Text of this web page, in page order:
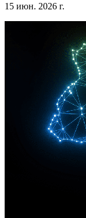
15 июн. 2026 г.